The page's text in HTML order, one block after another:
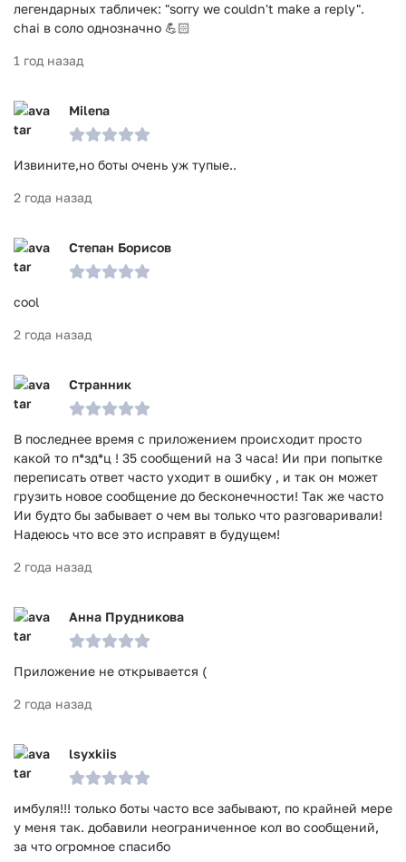
легендарных табличек: "sorry we couldn't make a reply".
chai в соло однозначно 💪🏻
1 год назад
Milena
Извините,но боты очень уж тупые..
2 года назад
Степан Борисов
cool
2 года назад
Странник
В последнее время с приложением происходит просто
какой то п*зд*ц ! 35 сообщений на 3 часа! Ии при попытке
переписать ответ часто уходит в ошибку , и так он может
грузить новое сообщение до бесконечности! Так же часто
Ии будто бы забывает о чем вы только что разговаривали!
Надеюсь что все это исправят в будущем!
2 года назад
Анна Прудникова
Приложение не открывается (
2 года назад
lsyxkiis
имбуля!!! только боты часто все забывают, по крайней мере
у меня так. добавили неограниченное кол во сообщений,
за что огромное спасибо